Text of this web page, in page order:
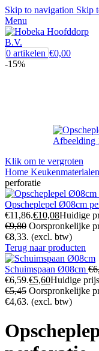
Skip to navigation Skip
Menu
0 artikelen €0,00
-15%
Klik om te vergroten
Home Keukenmaterialen
perforatie
Opscheplepel Ø08cm
€11,86.€10,08Huidige
€9,80 Oorspronkelijke
€8,33. (excl. btw)
Terug naar producten
Schuimspaan Ø08cm €
€6,59.€5,60Huidige
€5,45 Oorspronkelijke
€4,63. (excl. btw)